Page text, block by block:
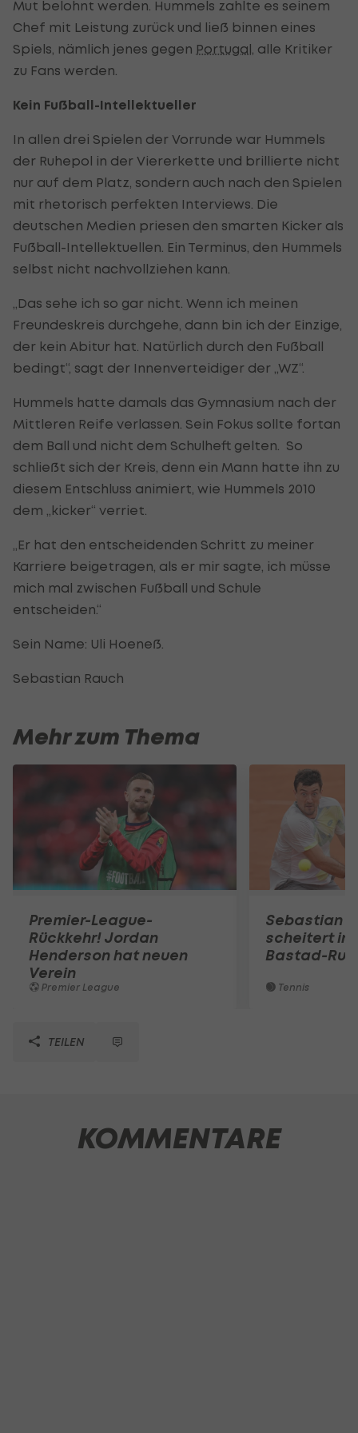
Mut belohnt werden. Hummels zahlte es seinem
Chef mit Leistung zurück und ließ binnen eines
Spiels, nämlich jenes gegen Portugal , alle Kritiker
zu Fans werden.
Kein Fußball-Intellektueller
In allen drei Spielen der Vorrunde war Hummels
der Ruhepol in der Viererkette und brillierte nicht
nur auf dem Platz, sondern auch nach den Spielen
mit rhetorisch perfekten Interviews. Die
deutschen Medien priesen den smarten Kicker als
Fußball-Intellektuellen. Ein Terminus, den Hummels
selbst nicht nachvollziehen kann.
„Das sehe ich so gar nicht. Wenn ich meinen
Freundeskreis durchgehe, dann bin ich der Einzige,
der kein Abitur hat. Natürlich durch den Fußball
bedingt“, sagt der Innenverteidiger der „WZ“.
Hummels hatte damals das Gymnasium nach der
Mittleren Reife verlassen. Sein Fokus sollte fortan
dem Ball und nicht dem Schulheft gelten. So
schließt sich der Kreis, denn ein Mann hatte ihn zu
diesem Entschluss animiert, wie Hummels 2010
dem „kicker“ verriet.
„Er hat den entscheidenden Schritt zu meiner
Karriere beigetragen, als er mir sagte, ich müsse
mich mal zwischen Fußball und Schule
entscheiden.“
Sein Name: Uli Hoeneß.
Sebastian Rauch
Mehr zum Thema
Premier-League-
Rückkehr! Jordan
Henderson hat neuen
Verein
Premier League
Sebastian
scheitert in
Bastad-
Tennis
TEILEN
KOMMENTARE